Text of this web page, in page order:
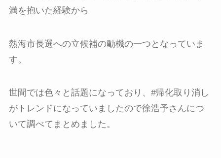
満を抱いた経験から
熱海市長選への立候補の動機の一つとなっていま
す。
世間では色々と話題になっており、#帰化取り消し
がトレンドになっていましたので徐浩予さんにつ
いて調べてまとめました。